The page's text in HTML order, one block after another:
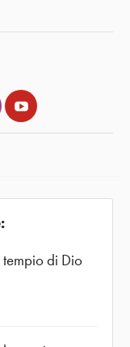
YouTube
di Dio